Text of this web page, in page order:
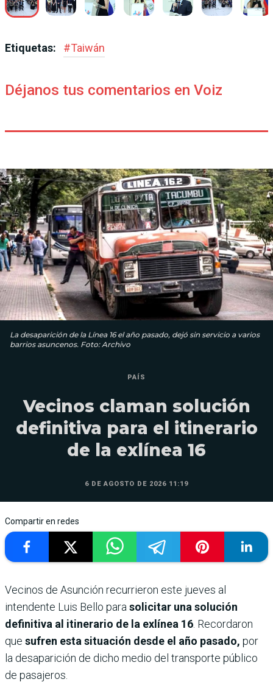
Etiquetas: #Taiwán
Déjanos tus comentarios en Voiz
La desaparición de la Línea 16 el año pasado, dejó sin servicio a varios
barrios asuncenos. Foto: Archivo
PAÍS
Vecinos claman solución
definitiva para el itinerario
de la exlínea 16
6 DE AGOSTO DE 2026 11:19
Compartir en redes
Vecinos de Asunción recurrieron este jueves al
intendente Luis Bello para solicitar una solución
definitiva al itinerario de la exlínea 16 . Recordaron
que sufren esta situación desde el año pasado, por
la desaparición de dicho medio del transporte público
de pasajeros.